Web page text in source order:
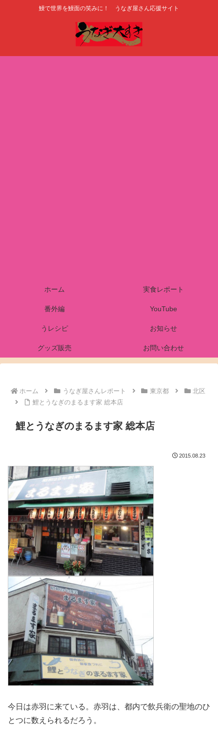
鰻で世界を鰻面の笑みに！ うなぎ屋さん応援サイト
ホーム 実食レポート
番外編 YouTube
うレシピ お知らせ
グッズ販売 お問い合わせ
ホーム うなぎ屋さんレポート 東京都
北区
鯉とうなぎのまるます家 総本店
鯉とうなぎのまるます家 総本店
2015.08.23
今日は赤羽に来ている。赤羽は、都内で飲兵衛の聖地のひ
とつに数えられるだろう。